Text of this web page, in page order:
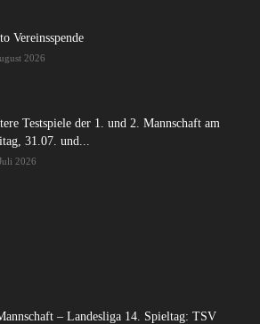
Vereinsspende
2026
Testspiele der 1. und 2. Mannschaft am
31.07. und...
2026
– Landesliga 14. Spieltag: TSV